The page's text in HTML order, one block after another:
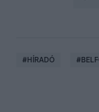
#HÍRADÓ #